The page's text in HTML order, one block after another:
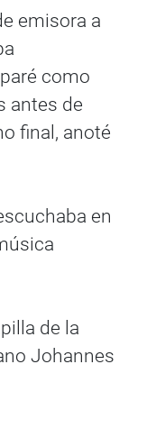
emisora a
como
antes de
final, anoté
en
de la
Johannes